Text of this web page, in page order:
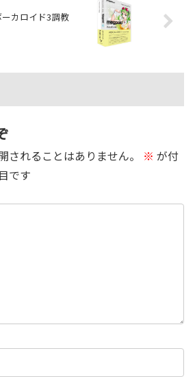
カロイド3調教
されることはありません。 ※ が付
です